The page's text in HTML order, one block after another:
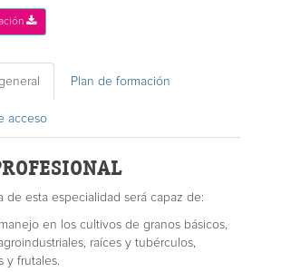
Plan de formación
acceso
de esta especialidad será capaz de:
en los cultivos de granos básicos,
raíces y tubérculos,
y frutales.